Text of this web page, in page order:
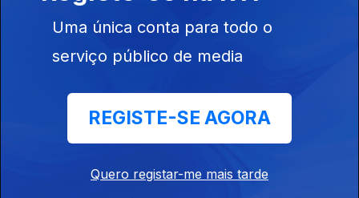
14 abr. 2026
Marillion
David Bowie
Uma única conta para todo o
serviço público de media
REGISTE-SE AGORA
Quero registar-me mais tarde